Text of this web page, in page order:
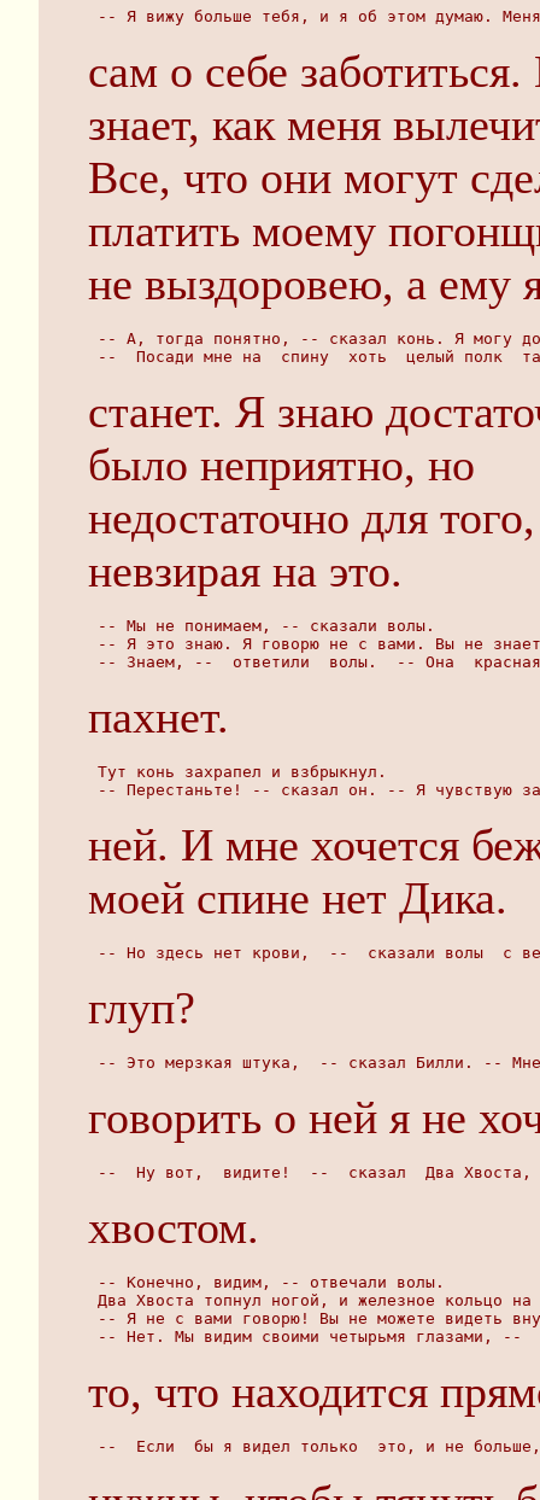
-- Я вижу больше тебя, и я об этом думаю.
сам о себе
знает, как меня
Все, что они могут
платить моему
не выздоровею, а ему
-- А, тогда понятно, -- сказал конь. Я могу
--  Посади мне на  спину  хоть  целый полк
станет. Я знаю
было неприятно, но
недостаточно для
невзирая на это.
-- Мы не понимаем, -- сказали волы.
-- Я это знаю. Я говорю не с вами. Вы не
-- Знаем, --  ответили  волы.  -- Она
пахнет.
Тут конь захрапел и взбрыкнул.
-- Перестаньте! -- сказал он. -- Я чувствую
ней. И мне хочется
моей спине нет Дика.
-- Но здесь нет крови,  --  сказали волы  с
глуп?
-- Это мерзкая штука,  -- сказал Билли. --
говорить о ней я не
--  Ну вот,  видите!  --  сказал  Два Хвоста,
хвостом.
-- Конечно, видим, -- отвечали волы.
Два Хвоста топнул ногой, и железное кольцо на
-- Я не с вами говорю! Вы не можете видеть
-- Нет. Мы видим своими четырьмя глазами, --
то, что находится
--  Если  бы я видел только  это, и не